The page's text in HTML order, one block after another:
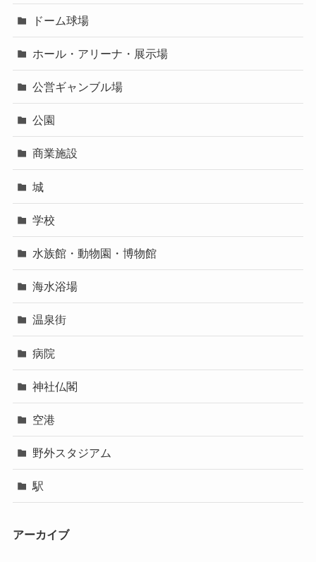
ドーム球場
ホール・アリーナ・展示場
公営ギャンブル場
公園
商業施設
城
学校
水族館・動物園・博物館
海水浴場
温泉街
病院
神社仏閣
空港
野外スタジアム
駅
アーカイブ